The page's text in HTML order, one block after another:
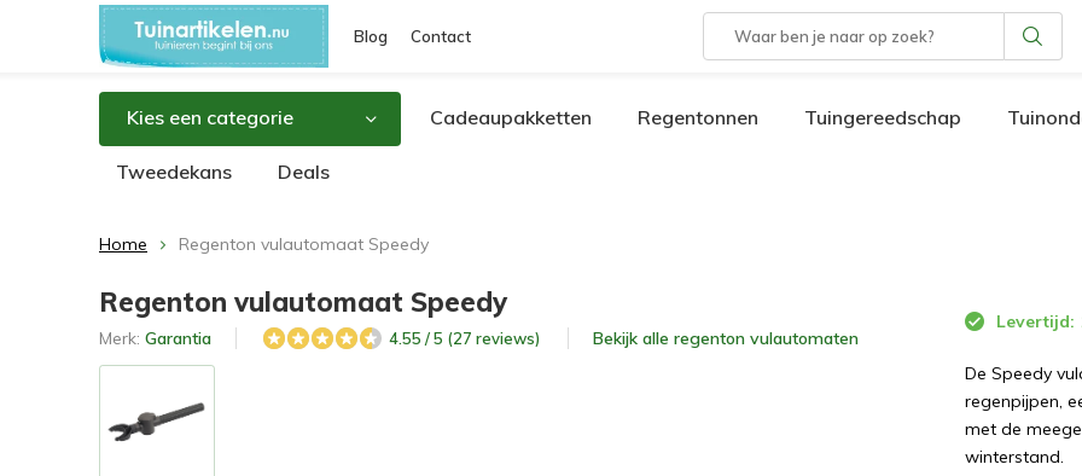
Blog Contact
Kies een categorie Cadeaupakketten Regentonnen Tuingereedschap
Tweedekans Deals
Home Regenton vulautomaat Speedy
Regenton vulautomaat Speedy
Merk: Garantia 4.55 / 5 (27 reviews) Bekijk alle regenton vulautomaten
Levertijd:
De Speedy
regenpijpen,
met de
winterstand.